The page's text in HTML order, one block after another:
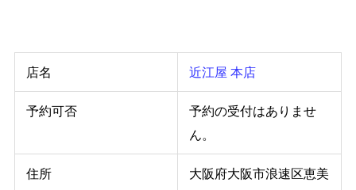
店名 近江屋 本店
予約可否
予約の受付はありませ
ん。
住所
大阪府大阪市浪速区恵美